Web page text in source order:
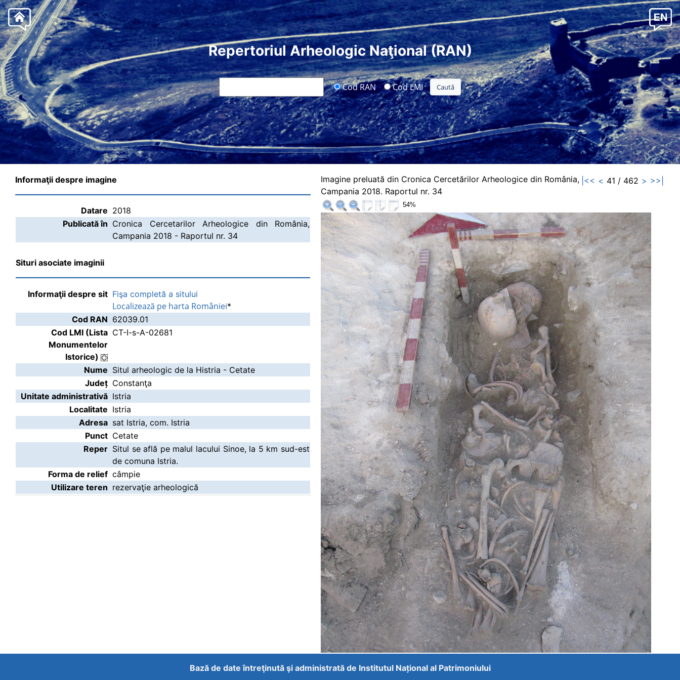
Repertoriul Arheologic Naţional (RAN)
Cod RAN Cod LMI
Informaţii despre imagine
Datare 2018
Publicată în Cronica Cercetarilor Arheologice din România,
Campania 2018 - Raportul nr. 34
Situri asociate imaginii
Informaţii despre sit Fişa completă a sitului
Localizează pe harta României*
Cod RAN 62039.01
Cod LMI (Lista
Monumentelor
Istorice)
CT-I-s-A-02681
Nume Situl arheologic de la Histria - Cetate
Județ Constanţa
Unitate administrativă Istria
Localitate Istria
Adresa sat Istria, com. Istria
Punct Cetate
Reper Situl se află pe malul lacului Sinoe, la 5 km sud-est
de comuna Istria.
Forma de relief câmpie
Utilizare teren rezervaţie arheologică
|<< < 41 / 462 > >>|
Imagine preluată din Cronica Cercetărilor Arheologice din România,
Campania 2018. Raportul nr. 34
54%
Bază de date întreţinută şi administrată de Institutul Național al Patrimoniului